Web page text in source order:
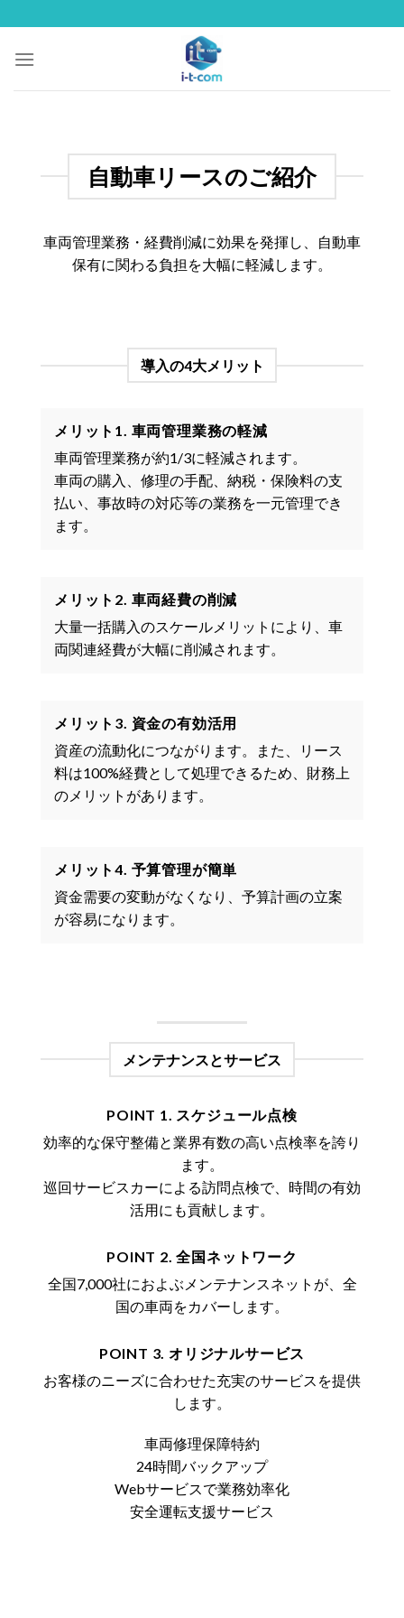
to
content
自動車リースのご紹介
車両管理業務・経費削減に効果を発揮し、自動車
保有に関わる負担を大幅に軽減します。
導入の4大メリット
メリット1. 車両管理業務の軽減
車両管理業務が約1/3に軽減されます。
車両の購入、修理の手配、納税・保険料の支
払い、事故時の対応等の業務を一元管理でき
ます。
メリット2. 車両経費の削減
大量一括購入のスケールメリットにより、車
両関連経費が大幅に削減されます。
メリット3. 資金の有効活用
資産の流動化につながります。また、リース
料は100%経費として処理できるため、財務上
のメリットがあります。
メリット4. 予算管理が簡単
資金需要の変動がなくなり、予算計画の立案
が容易になります。
メンテナンスとサービス
POINT 1. スケジュール点検
効率的な保守整備と業界有数の高い点検率を誇り
ます。
巡回サービスカーによる訪問点検で、時間の有効
活用にも貢献します。
POINT 2. 全国ネットワーク
全国7,000社におよぶメンテナンスネットが、全
国の車両をカバーします。
POINT 3. オリジナルサービス
お客様のニーズに合わせた充実のサービスを提供
します。
車両修理保障特約
24時間バックアップ
Webサービスで業務効率化
安全運転支援サービス